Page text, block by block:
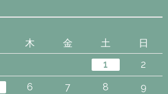
木 金 土
日
1
2
6 7 8
9